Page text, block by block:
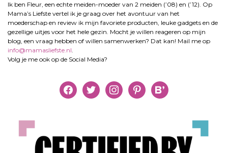
Ik ben Fleur, een echte meiden-moeder van 2 meiden (’08) en (’12). Op
Mama’s Liefste vertel ik je graag over het avontuur van het
moederschap en review ik mijn favoriete producten, leuke gadgets en de
gezellige uitjes voor het hele gezin. Mocht je willen reageren op mijn
blog, een vraag hebben of willen samenwerken? Dat kan! Mail me op
info@mamasliefste.nl.
Volg je me ook op de Social Media?
facebooktwitter instagrampinterestbloglovin